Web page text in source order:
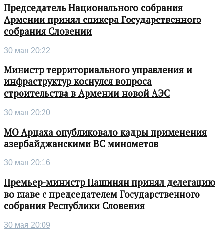
Председатель Национального собрания
Армении принял спикера Государственного
собрания Словении
30 мая 20:22
Министр территориального управления и
инфраструктур коснулся вопроса
строительства в Армении новой АЭС
30 мая 20:20
МО Арцаха опубликовало кадры применения
азербайджанскими ВС минометов
30 мая 20:16
Премьер-министр Пашинян принял делегацию
во главе с председателем Государственного
собрания Республики Словения
30 мая 20:09